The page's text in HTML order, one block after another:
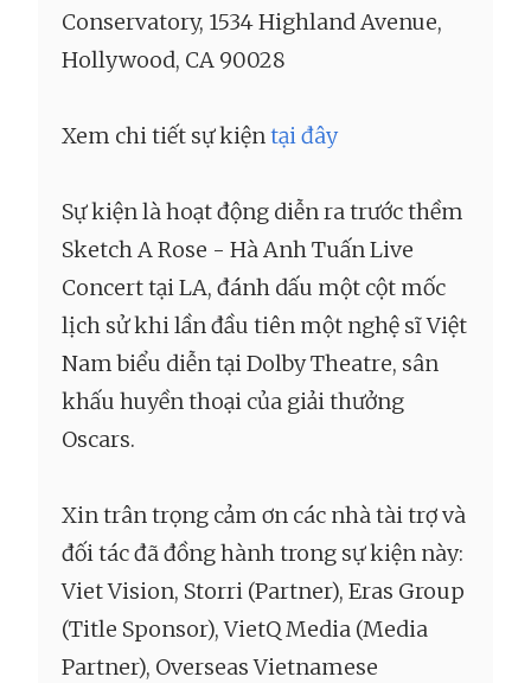
Conservatory, 1534 Highland Avenue,
Hollywood, CA 90028
Xem chi tiết sự kiệntại đây
Sự kiện là hoạt động diễn ra trước thềm
Sketch A Rose - Hà Anh Tuấn Live
Concert tại LA, đánh dấu một cột mốc
lịch sử khi lần đầu tiên một nghệ sĩ Việt
Nam biểu diễn tại Dolby Theatre, sân
khấu huyền thoại của giải thưởng
Oscars.
Xin trân trọng cảm ơn các nhà tài trợ và
đối tác đã đồng hành trong sự kiện này:
Viet Vision, Storri (Partner), Eras Group
(Title Sponsor), VietQ Media (Media
Partner), Overseas Vietnamese